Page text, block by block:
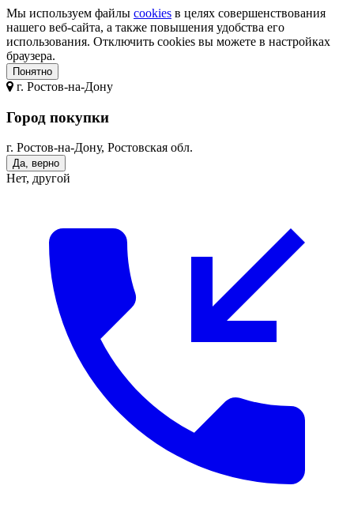
Мы используем файлы cookies в целях совершенствования
нашего веб-сайта, а также повышения удобства его
использования. Отключить cookies вы можете в настройках
браузера.
Понятно
г. Ростов-на-Дону
Город покупки
г. Ростов-на-Дону, Ростовская обл.
Да, верно
Нет, другой